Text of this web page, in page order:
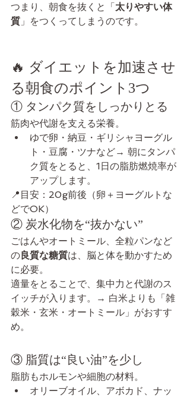
つまり、朝食を抜くと「太りやすい体
質 」をつくってしまうのです。
🔥 ダイエットを加速させ
る朝食のポイント3つ
① タンパク質をしっかりとる
筋肉や代謝を支える栄養。
ゆで卵・納豆・ギリシャヨーグル
ト・豆腐・ツナなど→ 朝にタンパ
ク質をとると、1日の脂肪燃焼率が
アップします。
📍目安：20g前後（卵＋ヨーグルトな
どでOK）
② 炭水化物を“抜かない”
ごはんやオートミール、全粒パンなど
の良質な糖質は、脳と体を動かすため
に必要。
適量をとることで、集中力と代謝のス
イッチが入ります。→ 白米よりも「雑
穀米・玄米・オートミール」がおすす
め。
③ 脂質は“良い油”を少し
脂肪もホルモンや細胞の材料。
オリーブオイル、アボカド、ナッ